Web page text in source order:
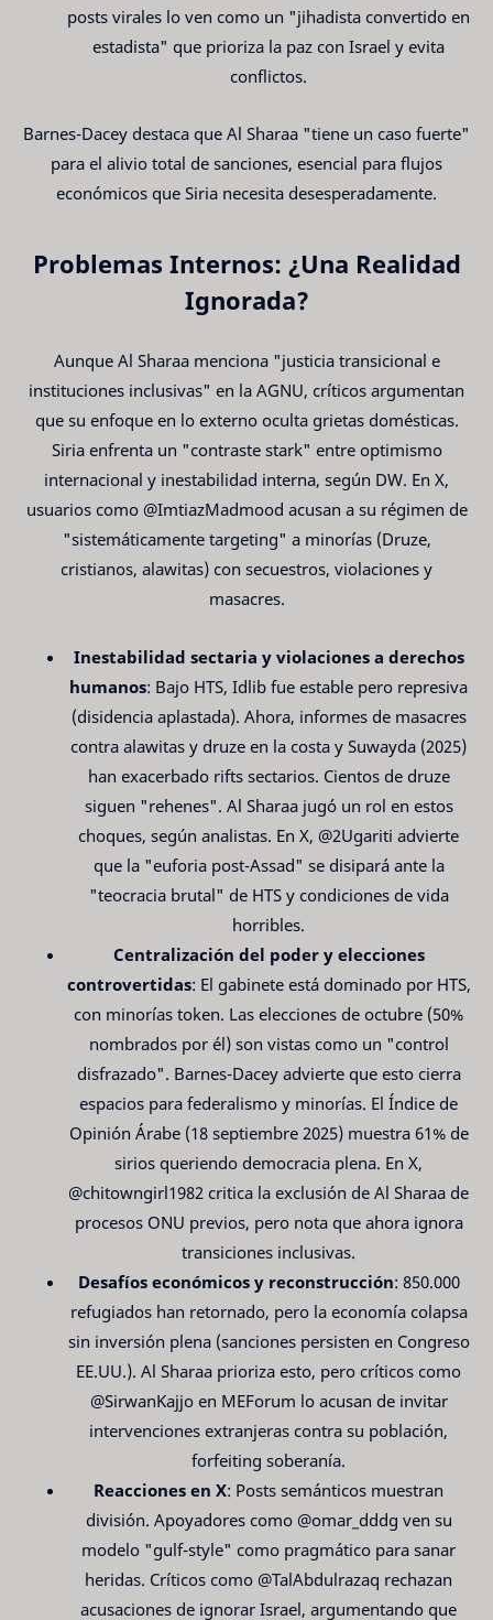
posts virales lo ven como un "jihadista convertido en
estadista" que prioriza la paz con Israel y evita
conflictos.
Barnes-Dacey destaca que Al Sharaa "tiene un caso fuerte"
para el alivio total de sanciones, esencial para flujos
económicos que Siria necesita desesperadamente.
Problemas Internos: ¿Una Realidad
Ignorada?
Aunque Al Sharaa menciona "justicia transicional e
instituciones inclusivas" en la AGNU, críticos argumentan
que su enfoque en lo externo oculta grietas domésticas.
Siria enfrenta un "contraste stark" entre optimismo
internacional y inestabilidad interna, según DW. En X,
usuarios como @ImtiazMadmood acusan a su régimen de
"sistemáticamente targeting" a minorías (Druze,
cristianos, alawitas) con secuestros, violaciones y
masacres.
Inestabilidad sectaria y violaciones a derechos
humanos: Bajo HTS, Idlib fue estable pero represiva
(disidencia aplastada). Ahora, informes de masacres
contra alawitas y druze en la costa y Suwayda (2025)
han exacerbado rifts sectarios. Cientos de druze
siguen "rehenes". Al Sharaa jugó un rol en estos
choques, según analistas. En X, @2Ugariti advierte
que la "euforia post-Assad" se disipará ante la
"teocracia brutal" de HTS y condiciones de vida
horribles.
Centralización del poder y elecciones
controvertidas: El gabinete está dominado por HTS,
con minorías token. Las elecciones de octubre (50%
nombrados por él) son vistas como un "control
disfrazado". Barnes-Dacey advierte que esto cierra
espacios para federalismo y minorías. El Índice de
Opinión Árabe (18 septiembre 2025) muestra 61% de
sirios queriendo democracia plena. En X,
@chitowngirl1982 critica la exclusión de Al Sharaa de
procesos ONU previos, pero nota que ahora ignora
transiciones inclusivas.
Desafíos económicos y reconstrucción: 850.000
refugiados han retornado, pero la economía colapsa
sin inversión plena (sanciones persisten en Congreso
EE.UU.). Al Sharaa prioriza esto, pero críticos como
@SirwanKajjo en MEForum lo acusan de invitar
intervenciones extranjeras contra su población,
forfeiting soberanía.
Reacciones en X: Posts semánticos muestran
división. Apoyadores como @omar_dddg ven su
modelo "gulf-style" como pragmático para sanar
heridas. Críticos como @TalAbdulrazaq rechazan
acusaciones de ignorar Israel, argumentando que